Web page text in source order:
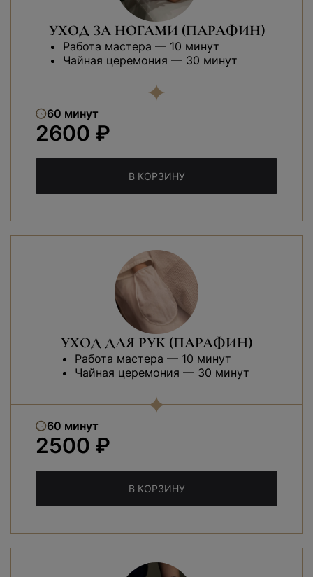
УХОД ЗА НОГАМИ (ПАРАФИН)
Работа мастера — 10 минут
Чайная церемония — 30 минут
60 минут
2600 ₽
В КОРЗИНУ
УХОД ДЛЯ РУК (ПАРАФИН)
Работа мастера — 10 минут
Чайная церемония — 30 минут
60 минут
2500 ₽
В КОРЗИНУ